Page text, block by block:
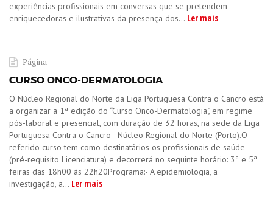
experiências profissionais em conversas que se pretendem
enriquecedoras e ilustrativas da presença dos... Ler mais
Página
CURSO ONCO-DERMATOLOGIA
​O Núcleo Regional do Norte da Liga Portuguesa Contra o Cancro está
a organizar a 1ª edição do “Curso Onco-Dermatologia", em regime
pós-laboral e presencial, com duração de 32 horas, na sede da Liga
Portuguesa Contra o Cancro - Núcleo Regional do Norte (Porto).O
referido curso tem como destinatários os profissionais de saúde
(pré-requisito Licenciatura) e decorrerá no seguinte horário: 3ª e 5ª
feiras das 18h00 às 22h20Programa:- A epidemiologia, a
investigação, a... Ler mais